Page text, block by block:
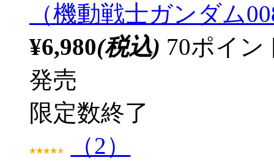
（機動戦士ガンダム
¥6,980(税込) 70ポイ
発売
限定数終了
（2）